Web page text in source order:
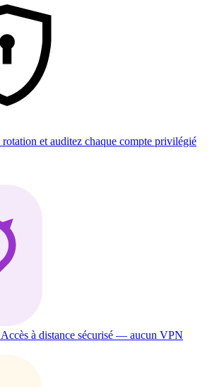
rotation et auditez chaque compte privilégié
Accès à distance sécurisé — aucun VPN